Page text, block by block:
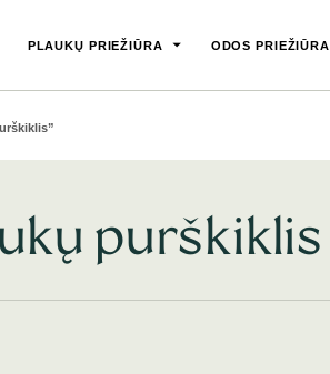
PLAUKŲ PRIEŽIŪRA ODOS PRIEŽIŪRA
purškiklis